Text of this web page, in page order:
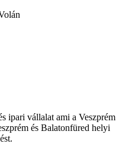
ipari vállalat ami a Veszprém
és Balatonfüred helyi